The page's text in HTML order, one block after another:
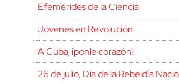
Efemérides de la Ciencia
Jóvenes en Revolución
A Cuba, ¡ponle corazón!
26 de julio, Día de la Rebeldía